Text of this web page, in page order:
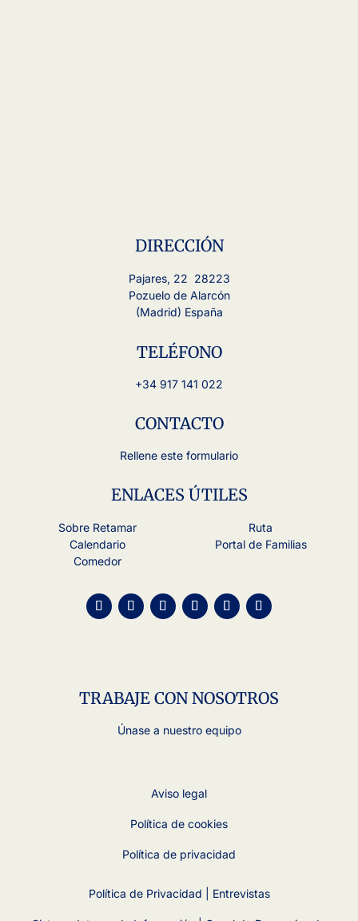
DIRECCIÓN
Pajares, 22 28223
Pozuelo de Alarcón
(Madrid) España
TELÉFONO
+34 917 141 022
CONTACTO
Rellene este formulario
ENLACES ÚTILES
Sobre Retamar
Calendario
Comedor
Ruta
Portal de Familias
TRABAJE CON NOSOTROS
Únase a nuestro equipo
Aviso legal
Política de cookies
Política de privacidad
Política de Privacidad | Entrevistas